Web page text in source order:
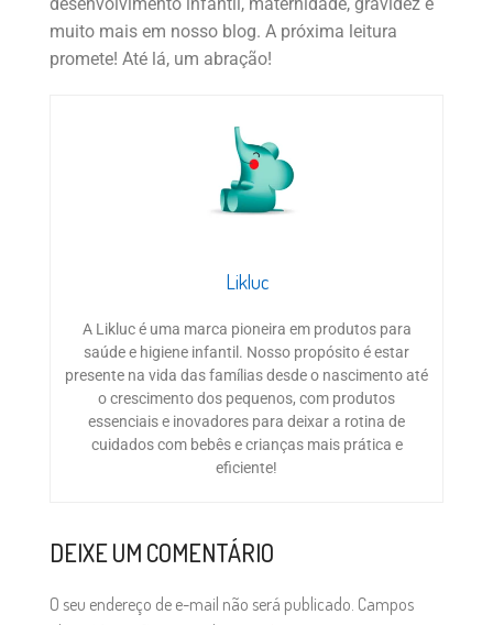
muito mais em nosso blog. A próxima leitura
promete! Até lá, um abração!
Likluc
A Likluc é uma marca pioneira em produtos para
saúde e higiene infantil. Nosso propósito é estar
presente na vida das famílias desde o nascimento até
o crescimento dos pequenos, com produtos
essenciais e inovadores para deixar a rotina de
cuidados com bebês e crianças mais prática e
eficiente!
DEIXE UM COMENTÁRIO
O seu endereço de e-mail não será publicado. Campos